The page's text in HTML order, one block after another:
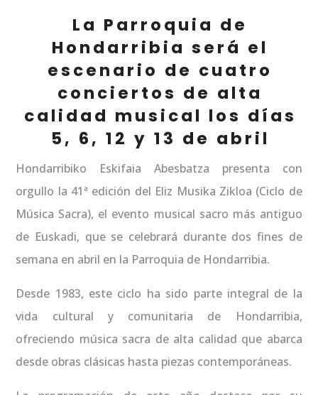
La Parroquia de
Hondarribia será el
escenario de cuatro
conciertos de alta
calidad musical los días
5, 6, 12 y 13 de abril
Hondarribiko Eskifaia Abesbatza presenta con
orgullo la 41ª edición del Eliz Musika Zikloa (Ciclo de
Música Sacra), el evento musical sacro más antiguo
de Euskadi, que se celebrará durante dos fines de
semana en abril en la Parroquia de Hondarribia.
Desde 1983, este ciclo ha sido parte integral de la
vida cultural y comunitaria de Hondarribia,
ofreciendo música sacra de alta calidad que abarca
desde obras clásicas hasta piezas contemporáneas.